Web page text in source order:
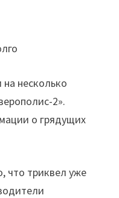
несколько
2».
о грядущих
что триквел уже